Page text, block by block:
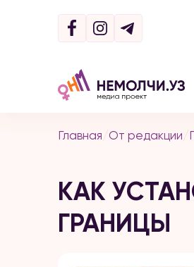
Главная/От редакции/
КАК
ГРАНИЦЫ